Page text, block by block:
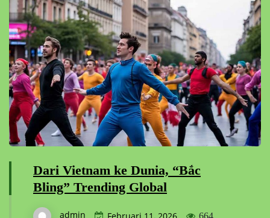
Dari Vietnam ke Dunia, “Bắc
Bling” Trending Global
admin Februari 11, 2026 664